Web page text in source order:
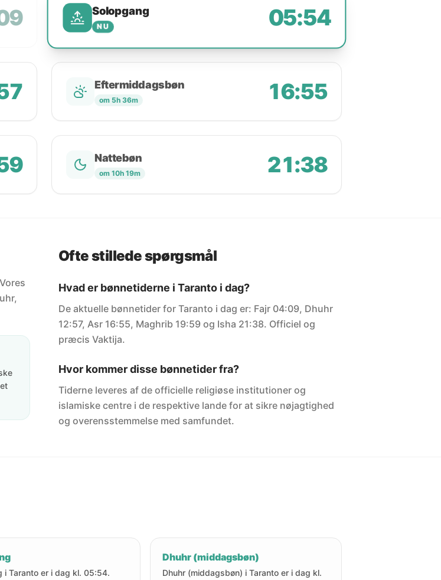
Solopgang
NU 05:54
Eftermiddagsbøn
om 5h 36m 16:55
Nattebøn
om 10h 19m 21:38
Ofte stillede spørgsmål
Hvad er bønnetiderne i Taranto i dag?
De aktuelle bønnetider for Taranto i dag er: Fajr 04:09, Dhuhr
12:57, Asr 16:55, Maghrib 19:59 og Isha 21:38. Officiel og
præcis Vaktija.
Hvor kommer disse bønnetider fra?
Tiderne leveres af de officielle religiøse institutioner og
islamiske centre i de respektive lande for at sikre nøjagtighed
og overensstemmelse med samfundet.
i Taranto er i dag kl. 05:54.
Dhuhr (middagsbøn)
Dhuhr (middagsbøn) i Taranto er i dag kl.